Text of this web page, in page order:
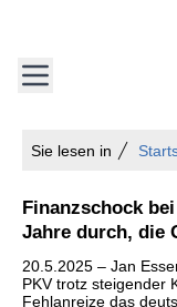
Sie lesen in
Finanzschock
Jahre durch, die
20.5.2025 – Jan
PKV trotz steigender
Fehlanreize das